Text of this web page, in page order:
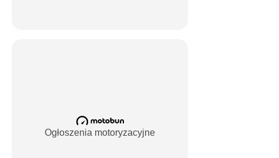
Ogłoszenia motoryzacyjne